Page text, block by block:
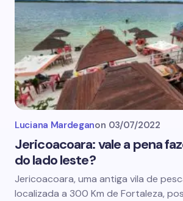
Luciana Mardeganon 03/07/2022
Jericoacoara: vale a pena
do lado leste?
Jericoacoara, uma antiga vila de
localizada a 300 Km de Fortaleza,